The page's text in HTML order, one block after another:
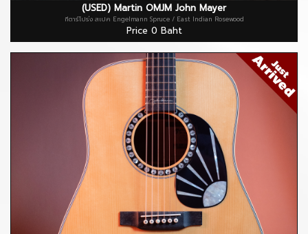
(USED) Martin OMJM John Mayer
กีตาร์โปร่ง สเปค Engelmann Spruce / East Indian Rosewood
Price 0 Baht